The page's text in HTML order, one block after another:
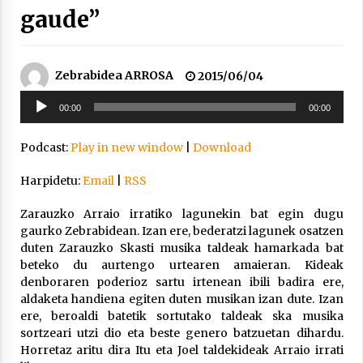
Mahai-ingurua: irratia, podcastak
eta ondoren zer?
Arrosaren IX. Topaketak – Mila
esker guztioi!
2021/11/11
gaude”
Zebrabidea ARROSA
2015/06/04
Soinu
erreproduzigailua
00:00 00:00
Podcast:Play in new window| Download
Harpidetu:Email| RSS
Zarauzko Arraio irratiko lagunekin bat egin dugu
gaurko Zebrabidean. Izan ere, bederatzi lagunek osatzen
duten Zarauzko Skasti musika taldeak hamarkada bat
beteko du aurtengo urtearen amaieran. Kideak
denboraren poderioz sartu irtenean ibili badira ere,
aldaketa handiena egiten duten musikan izan dute. Izan
ere, beroaldi batetik sortutako taldeak ska musika
sortzeari utzi dio eta beste genero batzuetan dihardu.
Horretaz aritu dira Itu eta Joel taldekideak Arraio irrati